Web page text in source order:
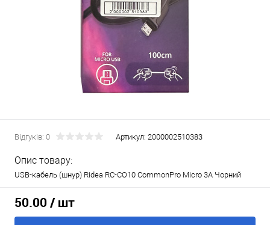
Відгуків: 0 Артикул: 2000002510383
Опис товару:
USB-кабель (шнур) Ridea RC-CO10 CommonPro Micro 3A Чорний
50.00 / шт